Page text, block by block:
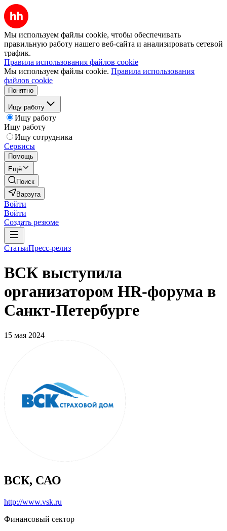
Мы используем файлы cookie, чтобы обеспечивать
правильную работу нашего веб-сайта и анализировать сетевой
трафик.
Правила использования файлов cookie
Мы используем файлы cookie. Правила использования
файлов cookie
Понятно
Ищу работу
Ищу работу
Ищу работу
Ищу сотрудника
Сервисы
Помощь
Ещё
Поиск
Варзуга
Войти
Войти
Создать резюме
СтатьиПресс-релиз
ВСК выступила
организатором HR-форума в
Санкт-Петербурге
15 мая 2024
ВСК, САО
http://www.vsk.ru
Финансовый сектор